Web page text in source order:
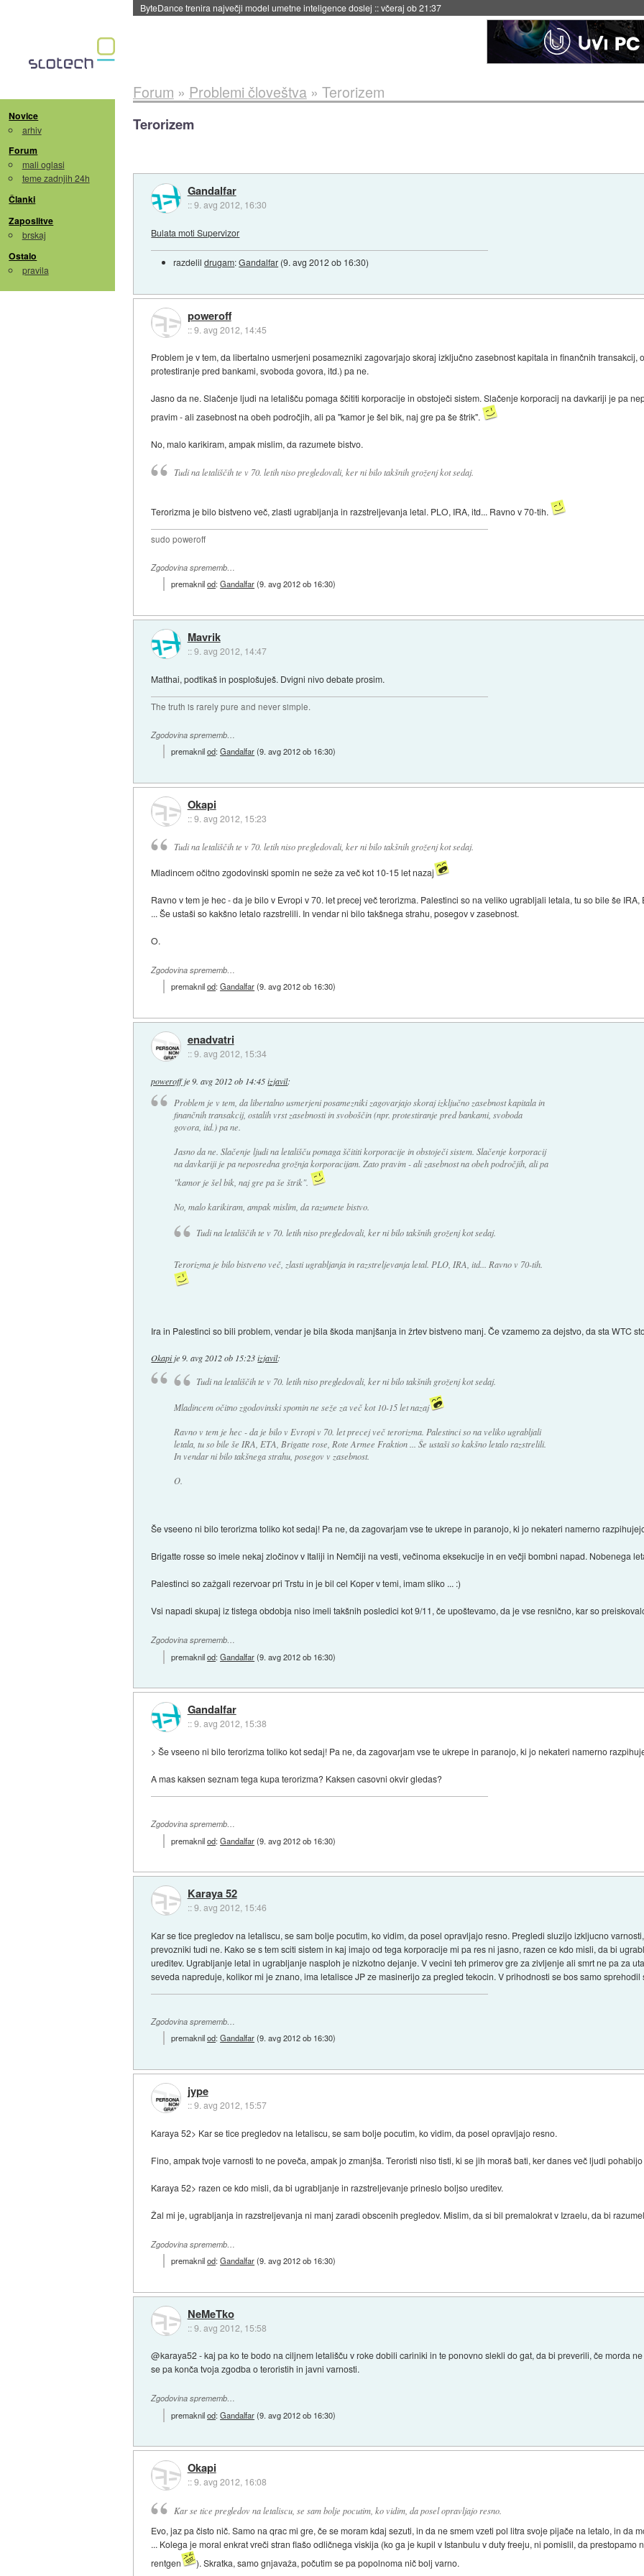
Spletne strani začele streči oglase za agente umetne inteligence::včeraj ob 21:23
Novice
arhiv
Forum
mali oglasi
teme zadnjih 24h
Članki
Zaposlitve
brskaj
Ostalo
pravila
Forum » Problemi človeštva» Terorizem
Terorizem
Gandalfar
::9. avg 2012, 16:30
Bulata moti Supervizor
razdelildrugam:Gandalfar (9. avg 2012 ob 16:30)
poweroff
::9. avg 2012, 14:45
Problem je v tem, da libertalno usmerjeni posamezniki zagovarjajo skoraj izključno zasebnost kapitala in finančnih transakcij,
protestiranje pred bankami, svoboda govora, itd.) pa ne.
Jasno da ne. Slačenje ljudi na letališču pomaga ščititi korporacije in obstoječi sistem. Slačenje korporacij na davkariji je pa
pravim - ali zasebnost na obeh področjih, ali pa "kamor je šel bik, naj gre pa še štrik".
No, malo karikiram, ampak mislim, da razumete bistvo.
Tudi na letališčih te v 70. letih niso pregledovali, ker ni bilo takšnih groženj kot sedaj.
Terorizma je bilo bistveno več, zlasti ugrabljanja in razstreljevanja letal. PLO, IRA, itd... Ravno v 70-tih.
sudo poweroff
Zgodovina sprememb…
premaknilod:Gandalfar(9. avg 2012 ob 16:30)
Mavrik
::9. avg 2012, 14:47
Matthai, podtikaš in posplošuješ. Dvigni nivo debate prosim.
The truth is rarely pure and never simple.
Zgodovina sprememb…
premaknilod:Gandalfar(9. avg 2012 ob 16:30)
Okapi
::9. avg 2012, 15:23
Tudi na letališčih te v 70. letih niso pregledovali, ker ni bilo takšnih groženj kot sedaj.
Mladincem očitno zgodovinski spomin ne seže za več kot 10-15 let nazaj
Ravno v tem je hec - da je bilo v Evropi v 70. let precej več terorizma. Palestinci so na veliko ugrabljali letala, tu so bile še IRA,
... Še ustaši so kakšno letalo razstrelili. In vendar ni bilo takšnega strahu, posegov v zasebnost.
O.
Zgodovina sprememb…
premaknilod:Gandalfar(9. avg 2012 ob 16:30)
enadvatri
::9. avg 2012, 15:34
poweroffje 9. avg 2012 ob 14:45 izjavil:
Problem je v tem, da libertalno usmerjeni posamezniki zagovarjajo skoraj izključno zasebnost kapitala in
finančnih transakcij, ostalih vrst zasebnosti in svoboščin (npr. protestiranje pred bankami, svoboda
govora, itd.) pa ne.
Jasno da ne. Slačenje ljudi na letališču pomaga ščititi korporacije in obstoječi sistem. Slačenje korporacij
na davkariji je pa neposredna grožnja korporacijam. Zato pravim - ali zasebnost na obeh področjih, ali pa
"kamor je šel bik, naj gre pa še štrik".
No, malo karikiram, ampak mislim, da razumete bistvo.
Tudi na letališčih te v 70. letih niso pregledovali, ker ni bilo takšnih groženj kot sedaj.
Terorizma je bilo bistveno več, zlasti ugrabljanja in razstreljevanja letal. PLO, IRA, itd... Ravno v 70-tih.
Ira in Palestinci so bili problem, vendar je bila škoda manjšanja in žrtev bistveno manj. Če vzamemo za dejstvo, da sta WTC
Okapije9. avg 2012 ob 15:23 izjavil:
Tudi na letališčih te v 70. letih niso pregledovali, ker ni bilo takšnih groženj kot sedaj.
Mladincem očitno zgodovinski spomin ne seže za več kot 10-15 let nazaj
Ravno v tem je hec - da je bilo v Evropi v 70. let precej več terorizma. Palestinci so na veliko ugrabljali
letala, tu so bile še IRA, ETA, Brigatte rose, Rote Armee Fraktion ... Še ustaši so kakšno letalo razstrelili.
In vendar ni bilo takšnega strahu, posegov v zasebnost.
O.
Še vseeno ni bilo terorizma toliko kot sedaj! Pa ne, da zagovarjam vse te ukrepe in paranojo, ki jo nekateri namerno
Brigatte rosse so imele nekaj zločinov v Italiji in Nemčiji na vesti, večinoma eksekucije in en večji bombni napad. Nobenega
Palestinci so zažgali rezervoar pri Trstu in je bil cel Koper v temi, imam sliko ... :)
Vsi napadi skupaj iz tistega obdobja niso imeli takšnih posledici kot 9/11, če upoštevamo, da je vse resnično, kar so
Zgodovina sprememb…
premaknilod:Gandalfar(9. avg 2012 ob 16:30)
Gandalfar
::9. avg 2012, 15:38
> Še vseeno ni bilo terorizma toliko kot sedaj! Pa ne, da zagovarjam vse te ukrepe in paranojo, ki jo nekateri namerno
A mas kaksen seznam tega kupa terorizma? Kaksen casovni okvir gledas?
Zgodovina sprememb…
premaknilod:Gandalfar(9. avg 2012 ob 16:30)
Karaya 52
::9. avg 2012, 15:46
Kar se tice pregledov na letaliscu, se sam bolje pocutim, ko vidim, da posel opravljajo resno. Pregledi sluzijo izkljucno
prevozniki tudi ne. Kako se s tem sciti sistem in kaj imajo od tega korporacije mi pa res ni jasno, razen ce kdo misli, da bi
ureditev. Ugrabljanje letal in ugrabljanje nasploh je nizkotno dejanje. V vecini teh primerov gre za zivljenje ali smrt ne pa za
seveda napreduje, kolikor mi je znano, ima letalisce JP ze masinerijo za pregled tekocin. V prihodnosti se bos samo sprehodil
Zgodovina sprememb…
premaknilod:Gandalfar(9. avg 2012 ob 16:30)
jype
::9. avg 2012, 15:57
Karaya 52> Kar se tice pregledov na letaliscu, se sam bolje pocutim, ko vidim, da posel opravljajo resno.
Fino, ampak tvoje varnosti to ne poveča, ampak jo zmanjša. Teroristi niso tisti, ki se jih moraš bati, ker danes več ljudi
Karaya 52> razen ce kdo misli, da bi ugrabljanje in razstreljevanje prineslo boljso ureditev.
Žal mi je, ugrabljanja in razstreljevanja ni manj zaradi obscenih pregledov. Mislim, da si bil premalokrat v Izraelu, da bi
Zgodovina sprememb…
premaknilod:Gandalfar(9. avg 2012 ob 16:30)
NeMeTko
::9. avg 2012, 15:58
@karaya52 - kaj pa ko te bodo na ciljnem letališču v roke dobili cariniki in te ponovno slekli do gat, da bi preverili, če morda
se pa konča tvoja zgodba o teroristih in javni varnosti.
Zgodovina sprememb…
premaknilod:Gandalfar(9. avg 2012 ob 16:30)
Okapi
::9. avg 2012, 16:08
Kar se tice pregledov na letaliscu, se sam bolje pocutim, ko vidim, da posel opravljajo resno.
Evo, jaz pa čisto nič. Samo na qrac mi gre, če se moram kdaj sezuti, in da ne smem vzeti pol litra svoje pijače na letalo, in da
... Kolega je moral enkrat vreči stran flašo odličnega viskija (ko ga je kupil v Istanbulu v duty freeju, ni pomislil, da prestopamo
rentgen
). Skratka, samo gnjavaža, počutim se pa popolnoma nič bolj varno.